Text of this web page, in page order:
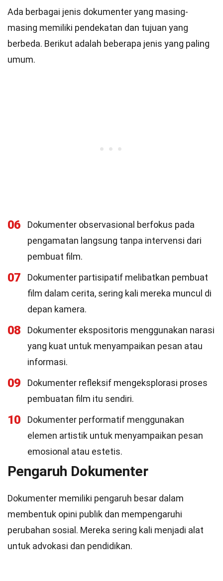
Ada berbagai jenis dokumenter yang masing-
masing memiliki pendekatan dan tujuan yang
berbeda. Berikut adalah beberapa jenis yang paling
umum.
06
Dokumenter observasional berfokus pada
pengamatan langsung tanpa intervensi dari
pembuat film.
07
Dokumenter partisipatif melibatkan pembuat
film dalam cerita, sering kali mereka muncul di
depan kamera.
08
Dokumenter ekspositoris menggunakan narasi
yang kuat untuk menyampaikan pesan atau
informasi.
09
Dokumenter refleksif mengeksplorasi proses
pembuatan film itu sendiri.
10
Dokumenter performatif menggunakan
elemen artistik untuk menyampaikan pesan
emosional atau estetis.
Pengaruh Dokumenter
Dokumenter memiliki pengaruh besar dalam
membentuk opini publik dan mempengaruhi
perubahan sosial. Mereka sering kali menjadi alat
untuk advokasi dan pendidikan.